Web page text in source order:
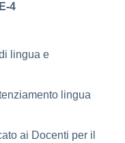
4
lingua e
lingua
ai Docenti per il